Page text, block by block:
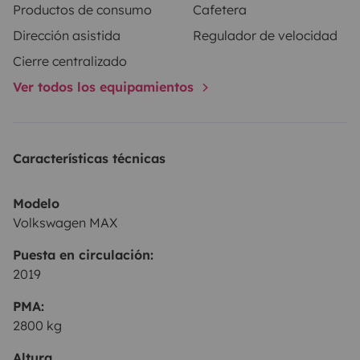
Productos de consumo
Cafetera
Dirección asistida
Regulador de velocidad
Cierre centralizado
Ver todos los equipamientos
Características técnicas
Modelo
Volkswagen MAX
Puesta en circulación:
2019
PMA:
2800 kg